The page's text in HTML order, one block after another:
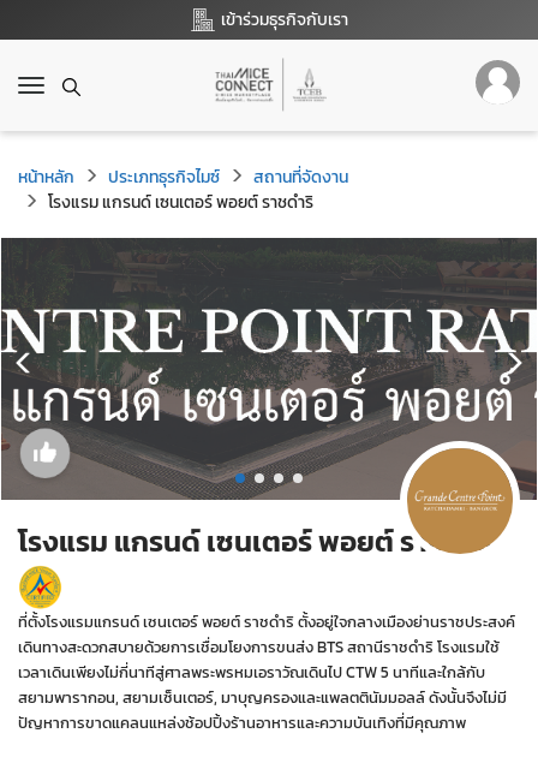
เข้าร่วมธุรกิจกับเรา
T
g
g
l
e
n
v
i
g
a
t
i
o
n
หน้าหลัก ประเภทธุรกิจไมซ์
สถานที่จัดงาน
โรงแรม แกรนด์ เซนเตอร์ พอยต์ ราชดำริ
โรงแรม แกรนด์ เซนเตอร์ พอยต์ ราชดำริ
ที่ตั้งโรงแรมแกรนด์ เซนเตอร์ พอยต์ ราชดำริ ตั้งอยู่ใจกลางเมืองย่านราชประสงค์
เดินทางสะดวกสบายด้วยการเชื่อมโยงการขนส่ง BTS สถานีราชดำริ โรงแรมใช้
เวลาเดินเพียงไม่กี่นาทีสู่ศาลพระพรหมเอราวัณเดินไป CTW 5 นาทีและใกล้กับ
สยามพารากอน, สยามเซ็นเตอร์, มาบุญครองและแพลตตินัมมอลล์ ดังนั้นจึงไม่มี
ปัญหาการขาดแคลนแหล่งช้อปปิ้งร้านอาหารและความบันเทิงที่มีคุณภาพ